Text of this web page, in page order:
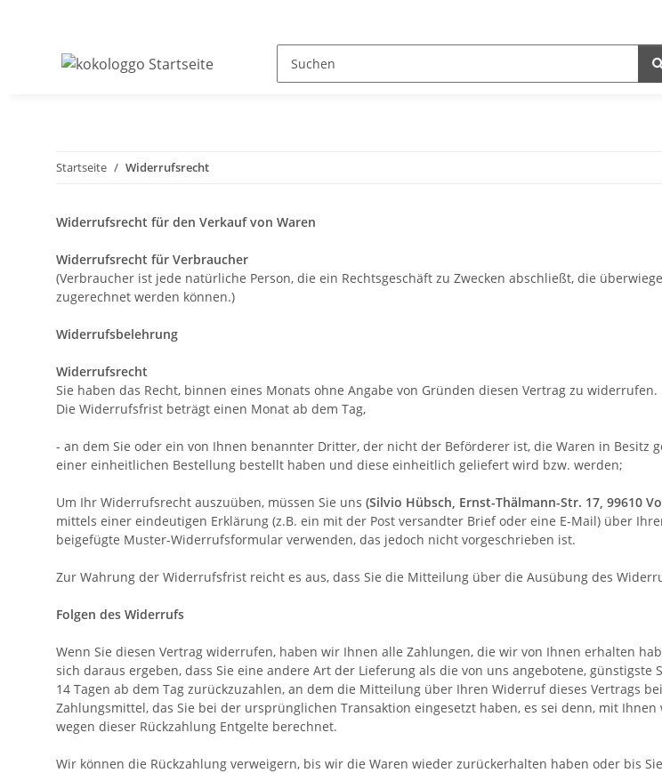
Startseite Widerrufsrecht
Widerrufsrecht für den Verkauf von Waren
Widerrufsrecht für Verbraucher
(Verbraucher ist jede natürliche Person, die ein Rechtsgeschäft zu Zwecken abschließt, die
zugerechnet werden können.)
Widerrufsbelehrung
Widerrufsrecht
Sie haben das Recht, binnen eines Monats ohne Angabe von Gründen diesen Vertrag zu widerrufen.
Die Widerrufsfrist beträgt einen Monat ab dem Tag,
- an dem Sie oder ein von Ihnen benannter Dritter, der nicht der Beförderer ist, die Waren in Besitz
einer einheitlichen Bestellung bestellt haben und diese einheitlich geliefert wird bzw. werden;
Um Ihr Widerrufsrecht auszuüben, müssen Sie uns (Silvio Hübsch, Ernst-Thälmann-Str. 17, 99610
mittels einer eindeutigen Erklärung (z.B. ein mit der Post versandter Brief oder eine E-Mail) über
beigefügte Muster-Widerrufsformular verwenden, das jedoch nicht vorgeschrieben ist.
Zur Wahrung der Widerrufsfrist reicht es aus, dass Sie die Mitteilung über die Ausübung des
Folgen des Widerrufs
Wenn Sie diesen Vertrag widerrufen, haben wir Ihnen alle Zahlungen, die wir von Ihnen erhalten
sich daraus ergeben, dass Sie eine andere Art der Lieferung als die von uns angebotene,
14 Tagen ab dem Tag zurückzuzahlen, an dem die Mitteilung über Ihren Widerruf dieses Vertrags
Zahlungsmittel, das Sie bei der ursprünglichen Transaktion eingesetzt haben, es sei denn, mit
wegen dieser Rückzahlung Entgelte berechnet.
Wir können die Rückzahlung verweigern, bis wir die Waren wieder zurückerhalten haben oder bis